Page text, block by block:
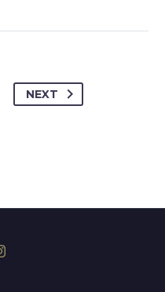
NEXT